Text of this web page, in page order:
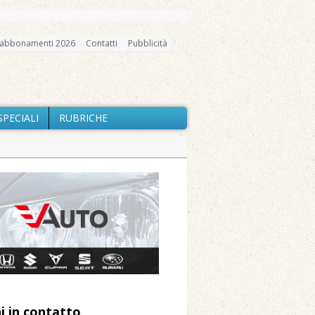
2026 Contatti Pubblicità
RUBRICHE
e chiusi tutti i sentieri
Barone